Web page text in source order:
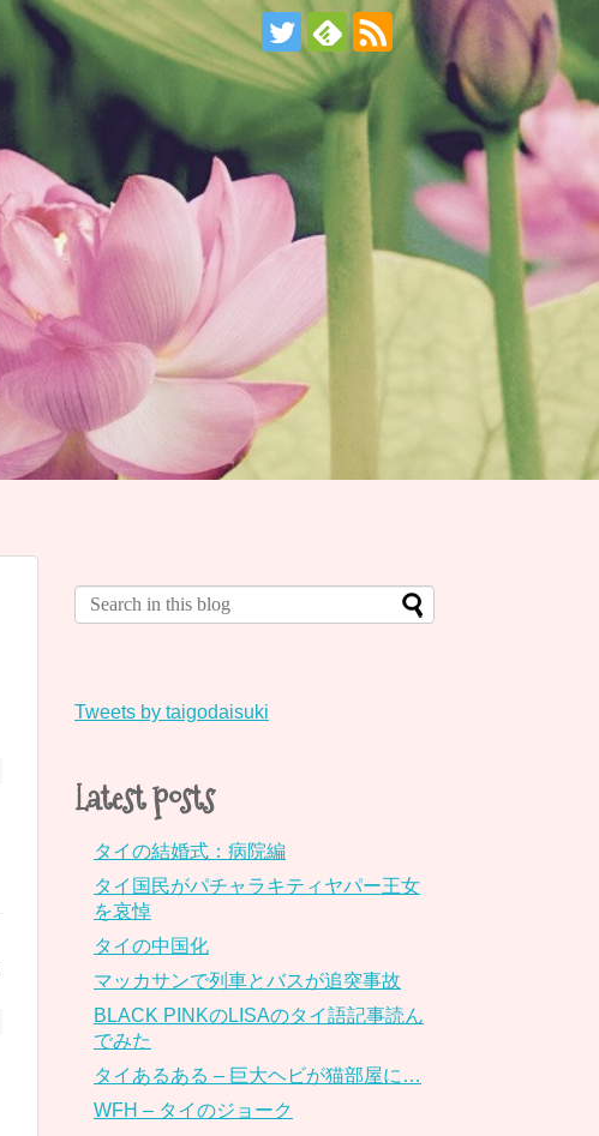
Tweets by taigodaisuki
Latest posts
タイの結婚式：病院編
タイ国民がパチャラキティヤパー王女
を哀悼
タイの中国化
マッカサンで列車とバスが追突事故
BLACK PINKのLISAのタイ語記事読ん
でみた
タイあるある – 巨大ヘビが猫部屋に…
WFH – タイのジョーク